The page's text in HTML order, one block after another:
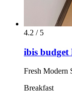
4.2 / 5
ibis budget
Fresh Modern
Breakfast